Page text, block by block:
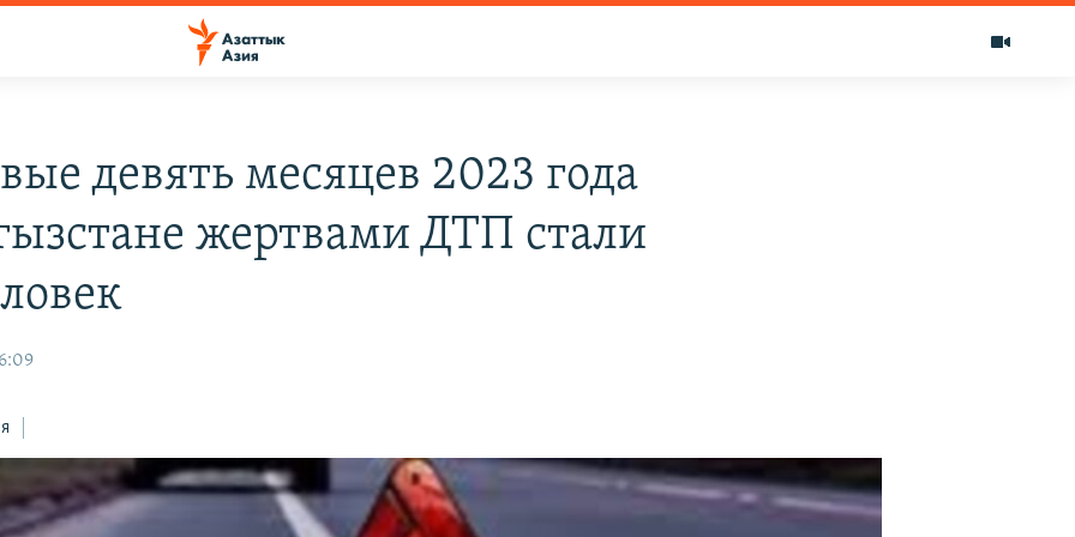
девять месяцев 2023 года
жертвами ДТП стали